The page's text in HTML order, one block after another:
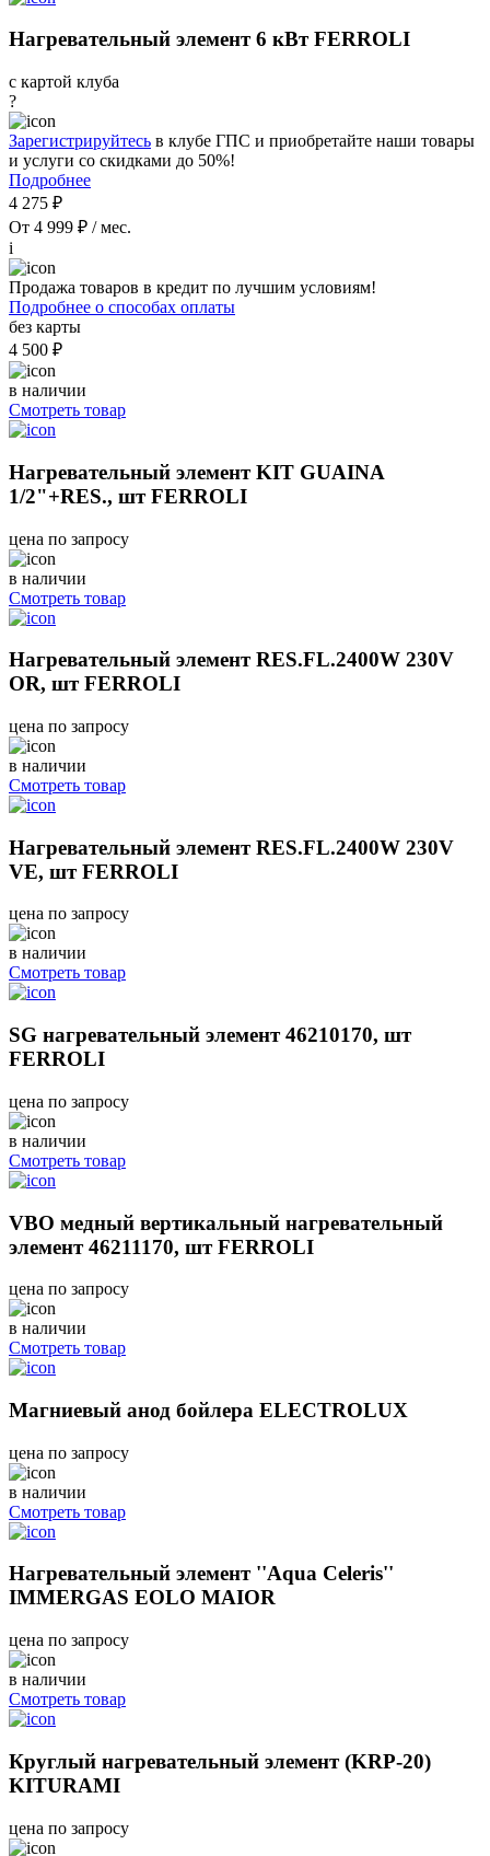
Нагревательный элемент 6 кВт FERROLI
с картой клуба
?
Зарегистрируйтесь в клубе ГПС и приобретайте наши товары
и услуги со скидками до 50%!
Подробнее
4 275 ₽
От 4 999 ₽ / мес.
i
Продажа товаров в кредит по лучшим условиям!
Подробнее о способах оплаты
без карты
4 500 ₽
в наличии
Смотреть товар
Нагревательный элемент KIT GUAINA
1/2"+RES., шт FERROLI
цена по запросу
в наличии
Смотреть товар
Нагревательный элемент RES.FL.2400W 230V
OR, шт FERROLI
цена по запросу
в наличии
Смотреть товар
Нагревательный элемент RES.FL.2400W 230V
VE, шт FERROLI
цена по запросу
в наличии
Смотреть товар
SG нагревательный элемент 46210170, шт
FERROLI
цена по запросу
в наличии
Смотреть товар
VBO медный вертикальный нагревательный
элемент 46211170, шт FERROLI
цена по запросу
в наличии
Смотреть товар
Магниевый анод бойлера ELECTROLUX
цена по запросу
в наличии
Смотреть товар
Нагревательный элемент ''Aqua Celeris''
IMMERGAS EOLO MAIOR
цена по запросу
в наличии
Смотреть товар
Круглый нагревательный элемент (KRP-20)
KITURAMI
цена по запросу